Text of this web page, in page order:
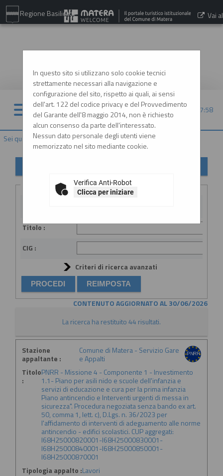
Regione Basilicata Vai al
07/08/2026 17:58
Sei qui: Home»Elenco operatori economici»Esiti affidamenti
In questo sito si utilizzano solo cookie tecnici
strettamente necessari alla navigazione e
configurazione del sito, rispetto ai quali, ai sensi
dell'art. 122 del codice privacy e del Provvedimento
del Garante dell'8 maggio 2014, non è richiesto
alcun consenso da parte dell'interessato.
Nessun dato personale degli utenti viene
memorizzato nel sito mediante cookie.
Verifica Anti-Robot
Clicca per iniziare
Criteri di ricerca
Titolo :
CIG :
Criteri di ricerca avanzati
CONTENUTO AGGIORNATO AL 30/06/2026
La ricerca ha restituito 44 risultati.
Stazione
appaltante :
Comune di Matera - Servizio Gare
e Appalti
Titolo
:
PNRR - Missione 4 - Componente 1 - Investimento
1.1- Piano per asili nido e scuole dell'infanzia e
servizi di educazione e cura per la prima infanzia
Piano antincendio e Interventi urgenti di messa in
sicurezza". Procedura negoziata senza bando ex art.
50, comma 1, lett. c), D.Lgs. n. 36/2023 per
l'affidamento di interventi di adeguamento alle norme
antincendio - edifici scolastici. CUP aggregati:
I68H25000820001-I68H25000830001-
I68H25000840001-I68H25000850001-
I68H25000870001
Tipologia appalto :Lavori